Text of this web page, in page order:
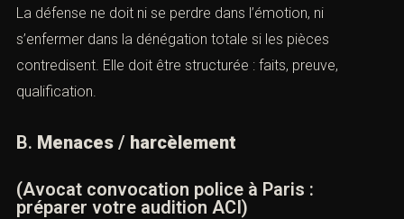
La défense ne doit ni se perdre dans l’émotion, ni
s’enfermer dans la dénégation totale si les pièces
contredisent. Elle doit être structurée : faits, preuve,
qualification.
B. Menaces / harcèlement
(Avocat convocation police à Paris :
préparer votre audition ACI)